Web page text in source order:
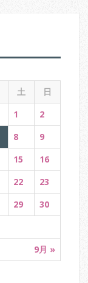
土 日
9月 »
1
2
8
9
15
16
22
23
29
30